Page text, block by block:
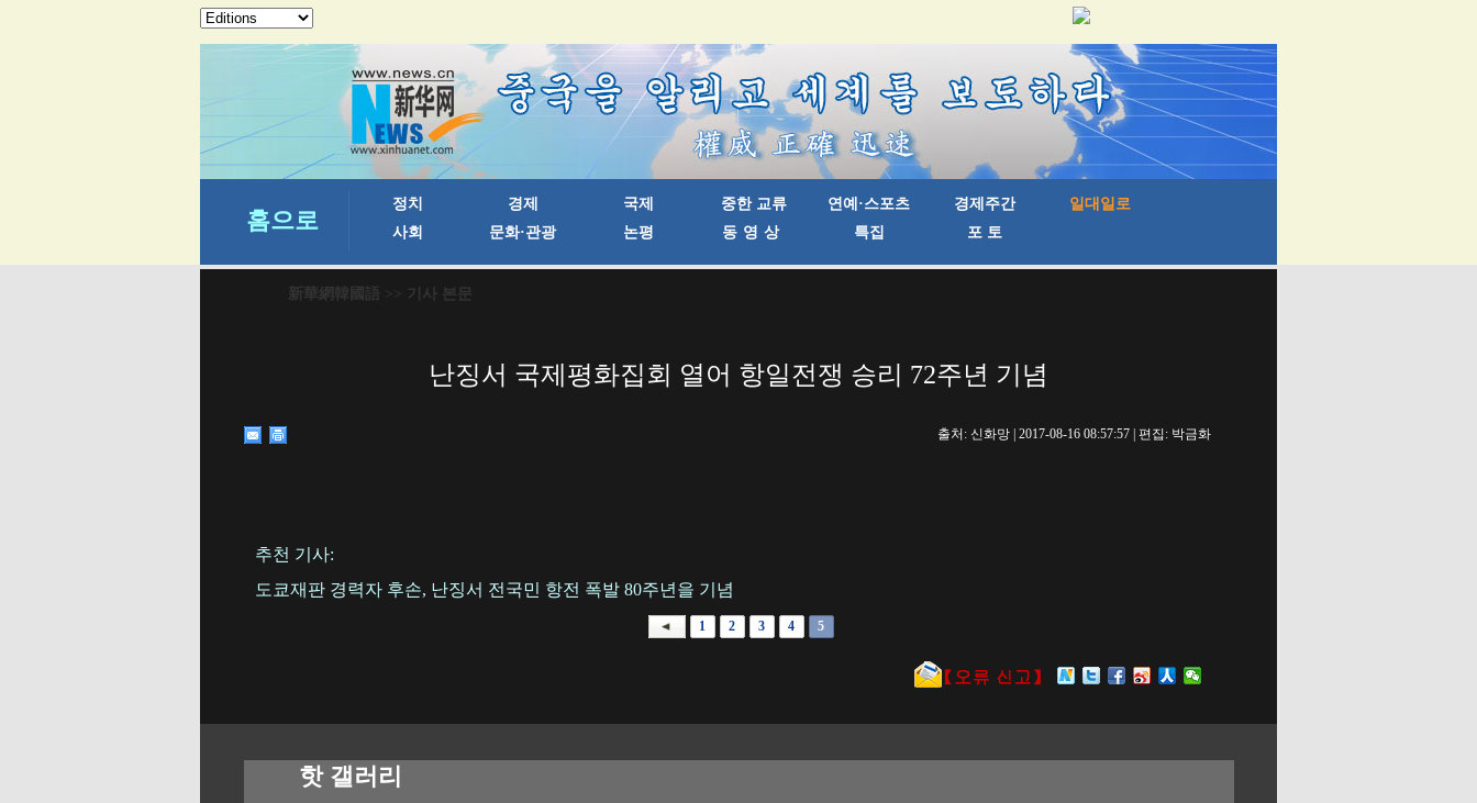
新華網韓國語 >> 기사 본문
난징서 국제평화집회 열어 항일전쟁 승리 72주년 기념
출처: 신화망 | 2017-08-16 08:57:57 | 편집: 박금화
추천 기사:
도쿄재판 경력자 후손, 난징서 전국민 항전 폭발 80주년을 기념
1 2 3 4 5
핫 갤러리